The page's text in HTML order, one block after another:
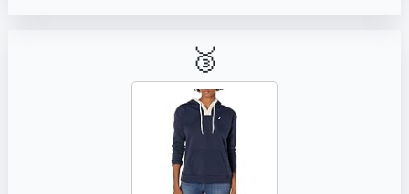
🥉